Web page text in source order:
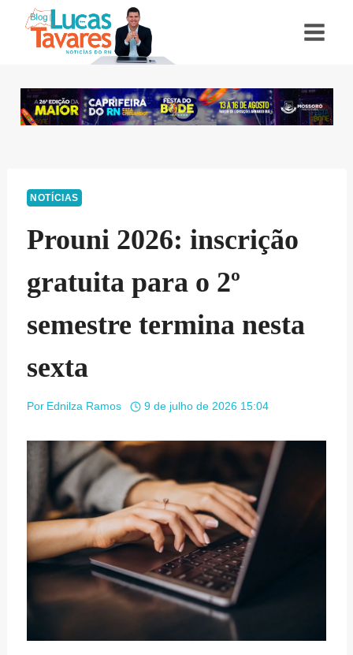
NOTÍCIAS
Prouni 2026: inscrição
gratuita para o 2º
semestre termina nesta
sexta
Por Ednilza Ramos 9 de julho de 2026 15:04